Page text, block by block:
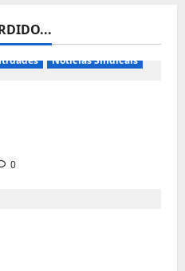
Notícias Sindicais
0